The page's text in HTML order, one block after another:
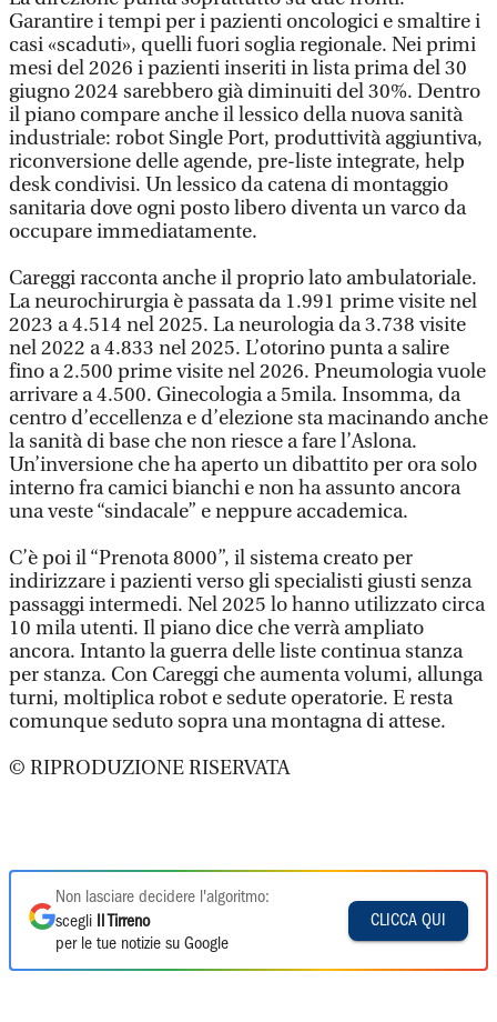
Garantire i tempi per i pazienti oncologici e smaltire i
casi «scaduti», quelli fuori soglia regionale. Nei primi
mesi del 2026 i pazienti inseriti in lista prima del 30
giugno 2024 sarebbero già diminuiti del 30%. Dentro
il piano compare anche il lessico della nuova sanità
industriale: robot Single Port, produttività aggiuntiva,
riconversione delle agende, pre-liste integrate, help
desk condivisi. Un lessico da catena di montaggio
sanitaria dove ogni posto libero diventa un varco da
occupare immediatamente.
Careggi racconta anche il proprio lato ambulatoriale.
La neurochirurgia è passata da 1.991 prime visite nel
2023 a 4.514 nel 2025. La neurologia da 3.738 visite
nel 2022 a 4.833 nel 2025. L’otorino punta a salire
fino a 2.500 prime visite nel 2026. Pneumologia vuole
arrivare a 4.500. Ginecologia a 5mila. Insomma, da
centro d’eccellenza e d’elezione sta macinando anche
la sanità di base che non riesce a fare l’Aslona.
Un’inversione che ha aperto un dibattito per ora solo
interno fra camici bianchi e non ha assunto ancora
una veste “sindacale” e neppure accademica.
C’è poi il “Prenota 8000”, il sistema creato per
indirizzare i pazienti verso gli specialisti giusti senza
passaggi intermedi. Nel 2025 lo hanno utilizzato circa
10 mila utenti. Il piano dice che verrà ampliato
ancora. Intanto la guerra delle liste continua stanza
per stanza. Con Careggi che aumenta volumi, allunga
turni, moltiplica robot e sedute operatorie. E resta
comunque seduto sopra una montagna di attese.
© RIPRODUZIONE RISERVATA
Non lasciare decidere l'algoritmo:
scegli
Il Tirreno
per le tue notizie su Google
CLICCA QUI